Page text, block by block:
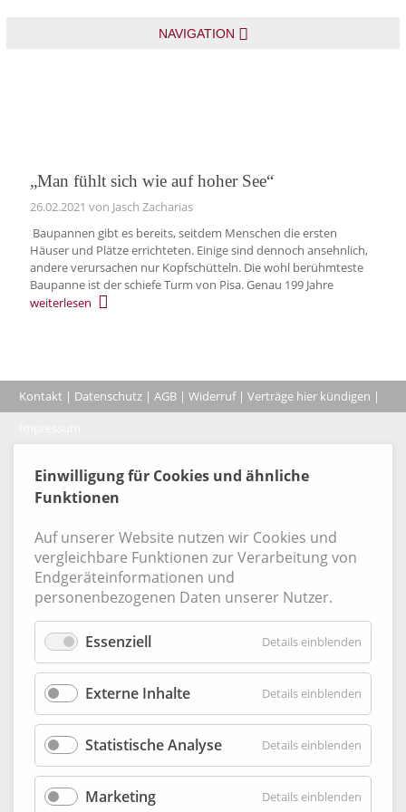
NAVIGATION
„Man fühlt sich wie auf hoher See“
26.02.2021 von Jasch Zacharias
Baupannen gibt es bereits, seitdem Menschen die ersten
Häuser und Plätze errichteten. Einige sind dennoch ansehnlich,
andere verursachen nur Kopfschütteln. Die wohl berühmteste
Baupanne ist der schiefe Turm von Pisa. Genau 199 Jahre
weiterlesen
Kontakt | Datenschutz | AGB | Widerruf| Verträge hier kündigen |
Einwilligung für Cookies und ähnliche
Funktionen
Auf unserer Website nutzen wir Cookies und
vergleichbare Funktionen zur Verarbeitung von
Endgeräteinformationen und
personenbezogenen Daten unserer Nutzer.
Essenziell Details einblenden
Externe Inhalte Details einblenden
Externe
Inhalte
Statistische Analyse Details einblenden
Analyse
Marketing Details einblenden